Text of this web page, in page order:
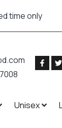
time only
Unisex